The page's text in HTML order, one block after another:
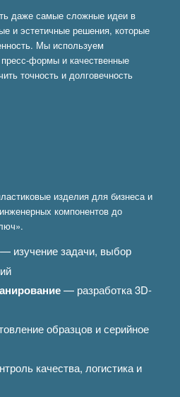
даже самые сложные идеи в
и эстетичные решения, которые
Мы используем
формы и качественные
точность и долговечность
изделия для бизнеса и
компонентов до
изучение задачи, выбор
— разработка 3D-
образцов и серийное
качества, логистика и